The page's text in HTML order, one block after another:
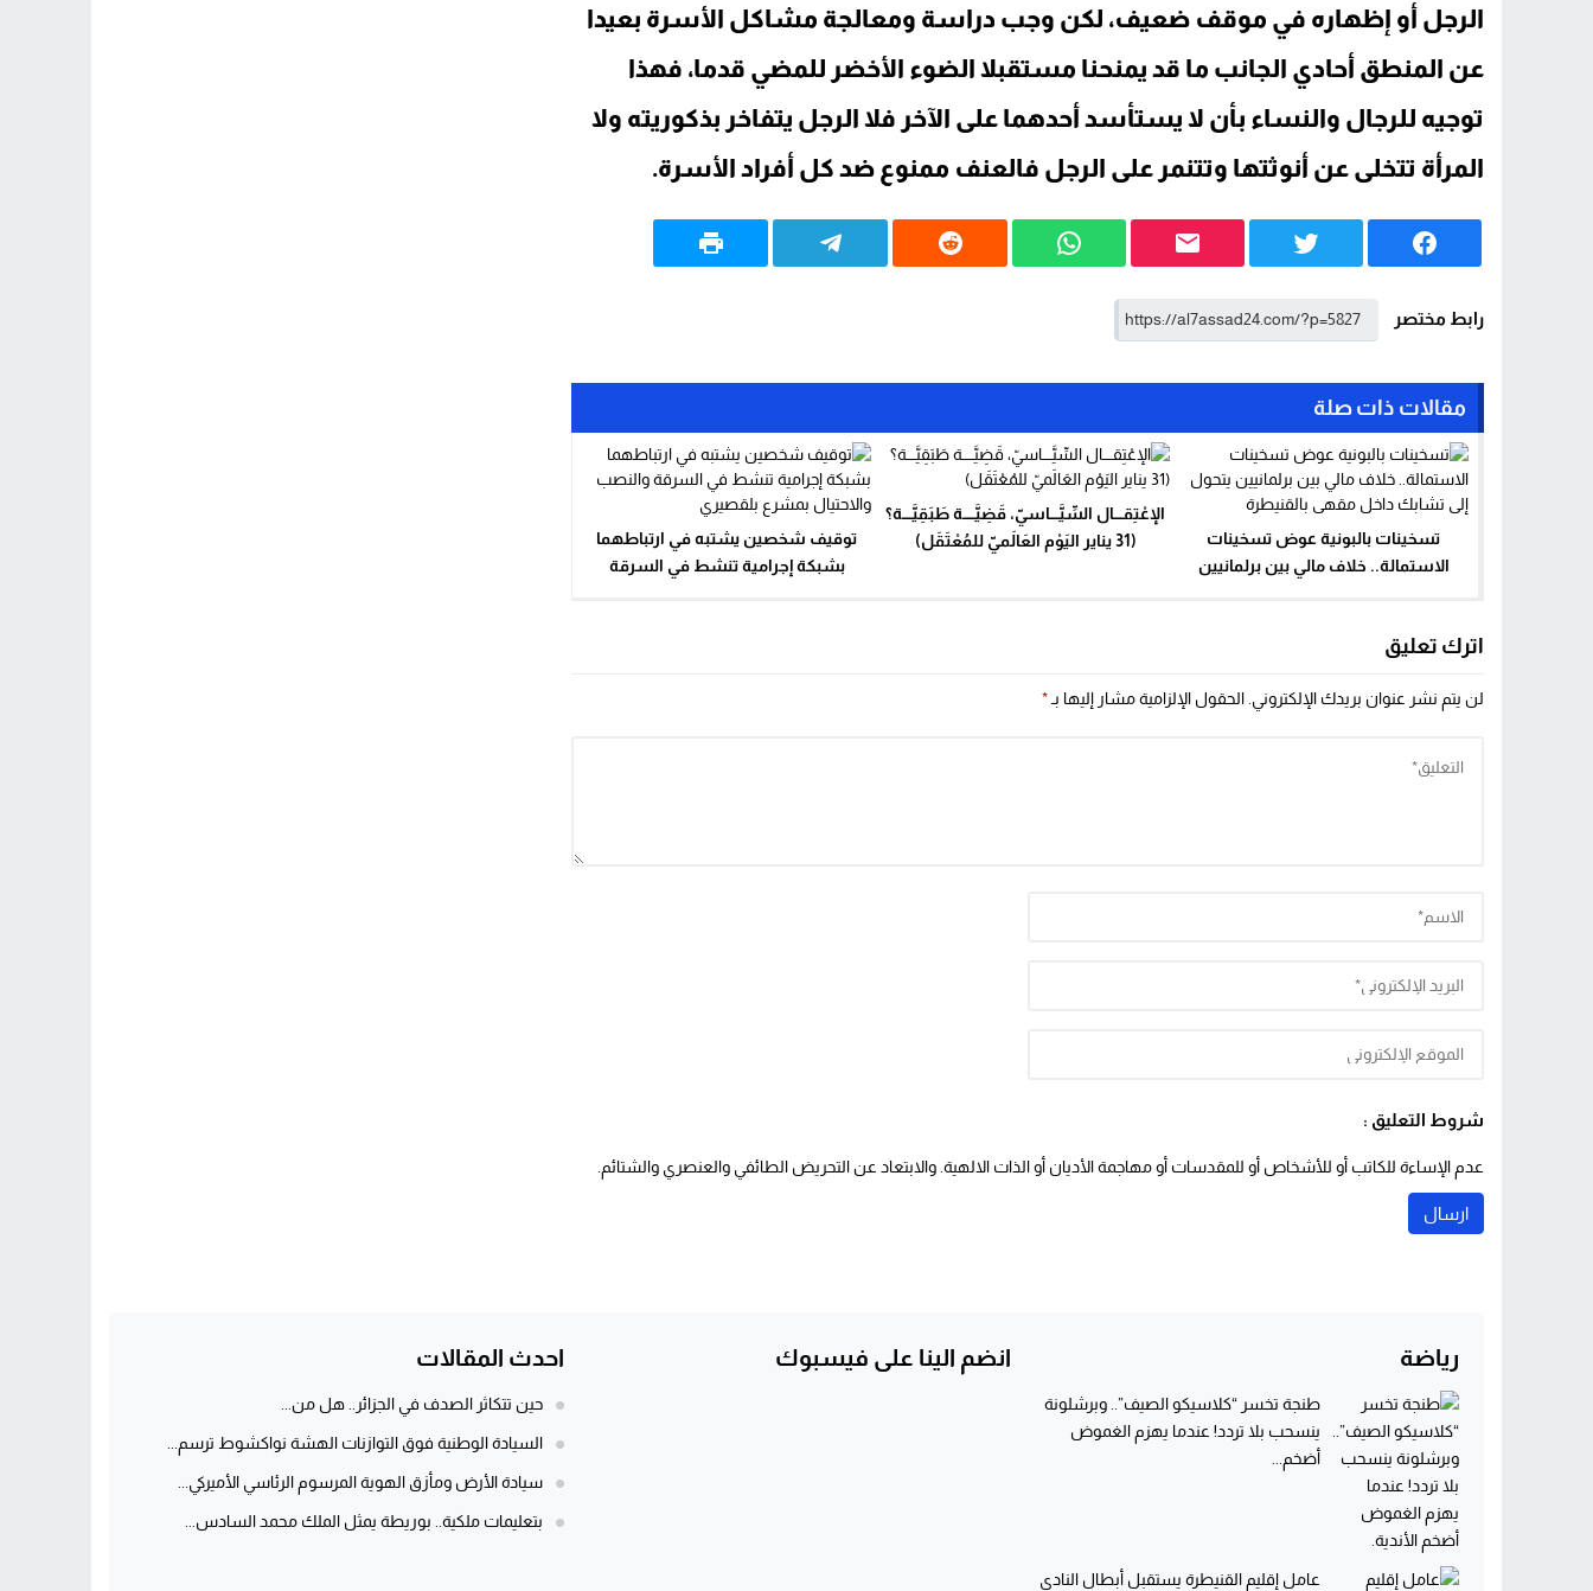
الرجل أو إظهاره في موقف ضعيف، لكن وجب دراسة ومعالجة مشاكل الأسرة بعيدا
عن المنطق أحادي الجانب ما قد يمنحنا مستقبلا الضوء الأخضر للمضي قدما، فهذا
توجيه للرجال والنساء بأن لا يستأسد أحدهما على الآخر فلا الرجل يتفاخر بذكوريته ولا
المرأة تتخلى عن أنوثتها وتتنمر على الرجل فالعنف ممنوع ضد كل أفراد الأسرة.
رابط مختصر
مقالات ذات صلة
تسخينات بالبونية عوض تسخينات
الاستمالة.. خلاف مالي بين برلمانيين
الإعْتِقــــال السِّيَّــــاسيّ، قَضِيَّـــــة طَبَقِيَّــــة؟
(31 يناير اليَوْم العَالَميّ للمُعْتَقَل)
توقيف شخصين يشتبه في ارتباطهما
بشبكة إجرامية تنشط في السرقة
اترك تعليق
لن يتم نشر عنوان بريدك الإلكتروني.الحقول الإلزامية مشار إليها بـ*
شروط التعليق :
عدم الإساءة للكاتب أو للأشخاص أو للمقدسات أو مهاجمة الأديان أو الذات الالهية. والابتعاد عن التحريض الطائفي والعنصري والشتائم.
رياضة
طنجة تخسر “كلاسيكو الصيف”.. وبرشلونة
ينسحب بلا تردد! عندما يهزم الغموض
أضخم...
عامل إقليم القنيطرة يستقبل أبطال النادي
انضم الينا على فيسبوك احدث المقالات
حين تتكاثر الصدف في الجزائر.. هل من...
السيادة الوطنية فوق التوازنات الهشة نواكشوط ترسم...
سيادة الأرض ومأزق الهوية المرسوم الرئاسي الأميركي...
بتعليمات ملكية.. بوريطة يمثل الملك محمد السادس...